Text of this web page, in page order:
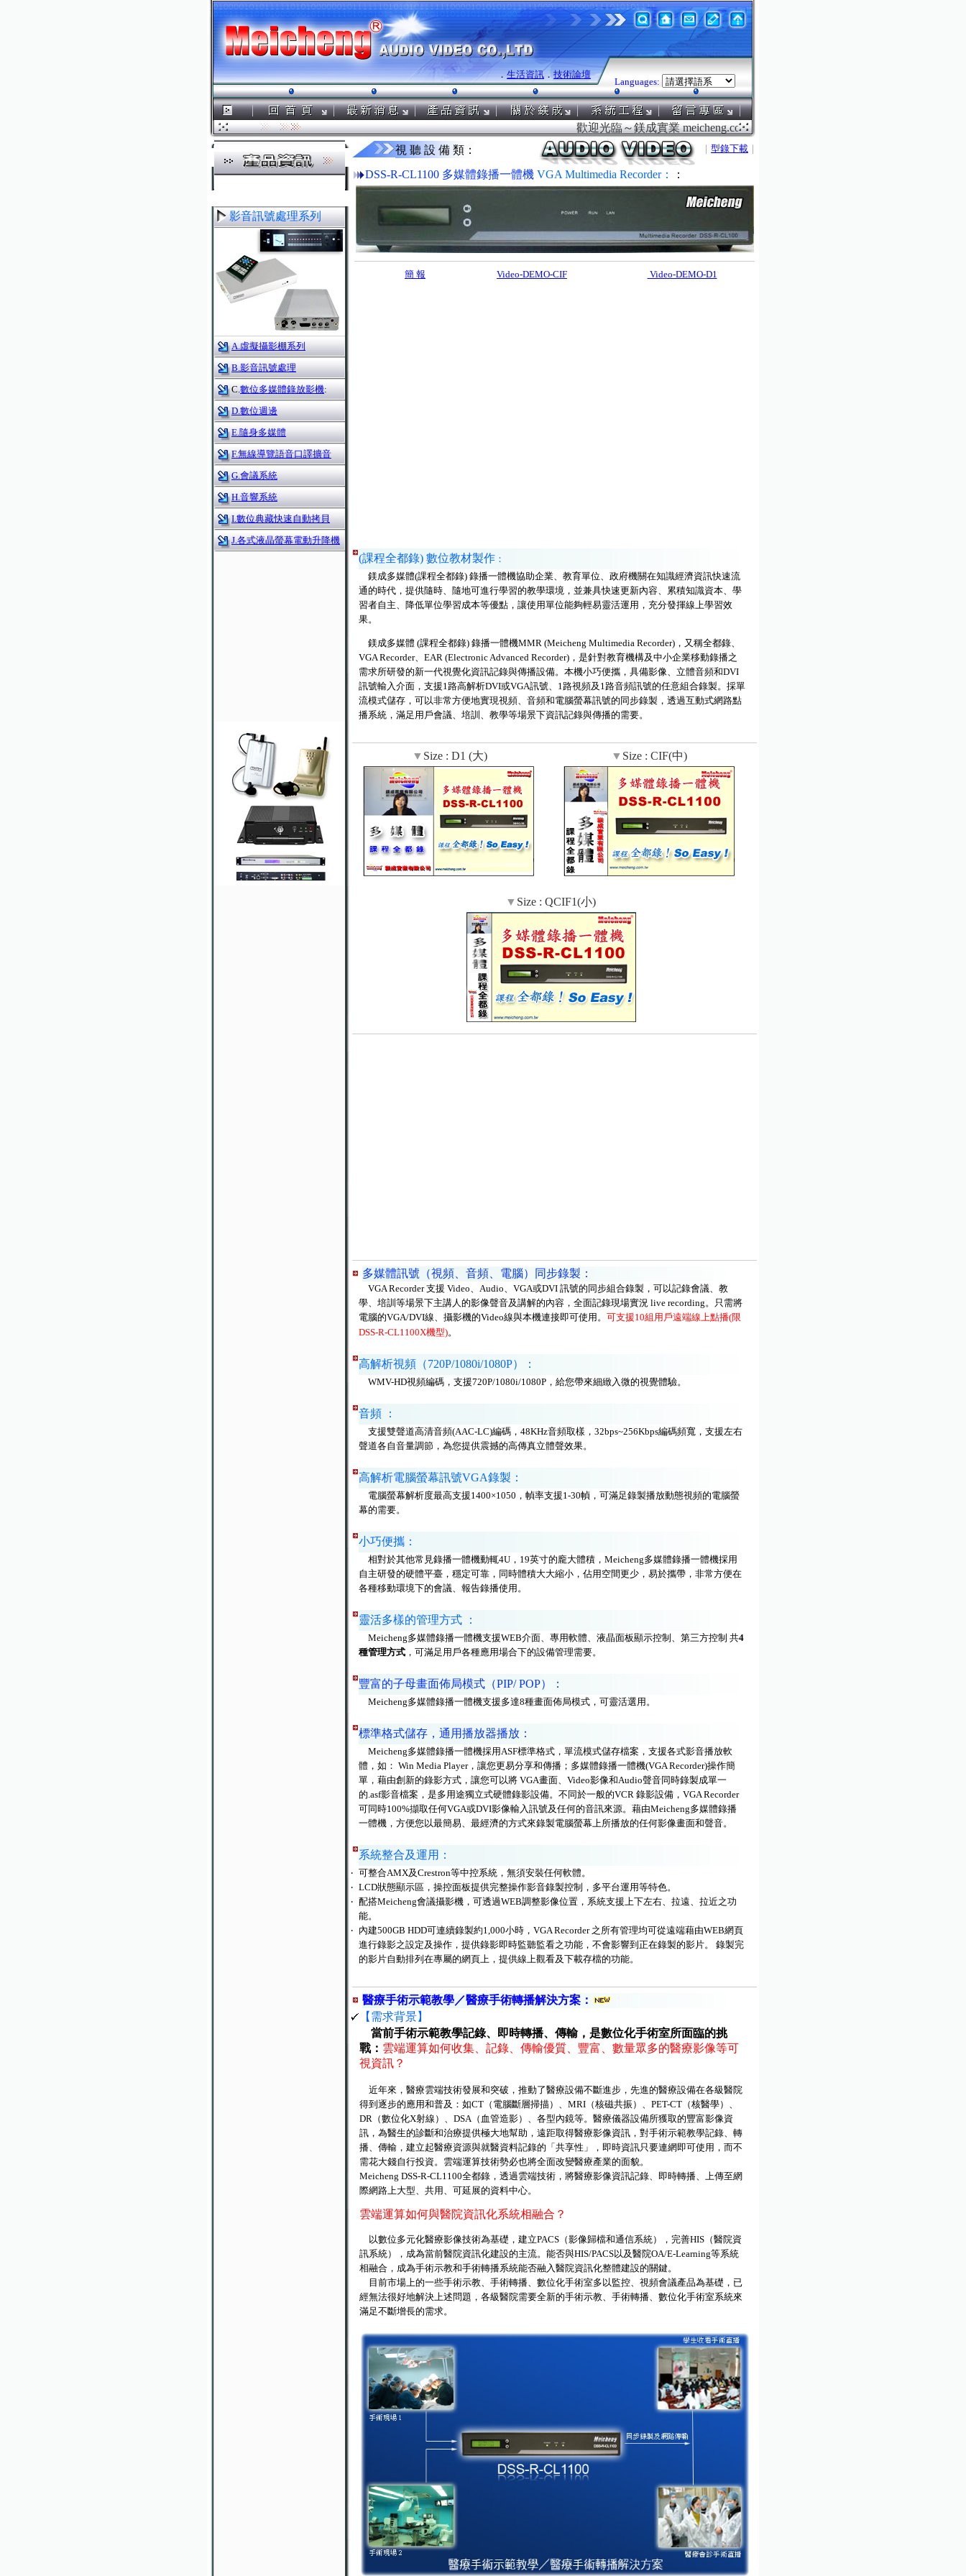
Languages:
．生活資訊．技術論壇
歡迎光臨～鎂成實業 meicheng.com.tw ．．．鎂成電腦液晶螢幕電動升降機系列
型錄下載
視 聽 設 備 類：
DSS-R-CL1100 多媒體錄播一體機 VGA Multimedia Recorder： ：
簡 報 Video-DEMO-CIF Video-DEMO-D1
(課程全都錄) 數位教材製作 ：
鎂成多媒體(課程全都錄) 錄播一體機協助企業、教育單位、政府機關在知識經濟資訊快速流
通的時代，提供隨時、隨地可進行學習的教學環境，並兼具快速更新內容、累積知識資本、學
習者自主、降低單位學習成本等優點，讓使用單位能夠輕易靈活運用，充分發揮線上學習效
果。
鎂成多媒體 (課程全都錄) 錄播一體機MMR (Meicheng Multimedia Recorder)，又稱全都錄、
VGA Recorder、EAR (Electronic Advanced Recorder)，是針對教育機構及中小企業移動錄播之
需求所研發的新一代視覺化資訊記錄與傳播設備。本機小巧便攜，具備影像、立體音頻和DVI
訊號輸入介面，支援1路高解析DVI或VGA訊號、1路視頻及1路音頻訊號的任意組合錄製。採單
流模式儲存，可以非常方便地實現視頻、音頻和電腦螢幕訊號的同步錄製，透過互動式網路點
播系統，滿足用戶會議、培訓、教學等場景下資訊記錄與傳播的需要。
▼ Size : D1 (大) ▼ Size : CIF(中)
▼ Size : QCIF1(小)
多媒體訊號（視頻、音頻、電腦）同步錄製 ：
VGA Recorder 支援 Video、Audio、VGA或DVI 訊號的同步組合錄製，可以記錄會議、教
學、培訓等場景下主講人的影像聲音及講解的內容，全面記錄現場實況 live recording。只需將
電腦的VGA/DVI線、攝影機的Video線與本機連接即可使用。 可支援10組用戶遠端線上點播(限
DSS-R-CL1100X機型)。
高解析視頻（720P/1080i/1080P）：
WMV-HD視頻編碼，支援720P/1080i/1080P，給您帶來細緻入微的視覺體驗。
音頻 ：
支援雙聲道高清音頻(AAC-LC)編碼，48KHz音頻取樣，32bps~256Kbps編碼頻寬，支援左右
聲道各自音量調節，為您提供震撼的高傳真立體聲效果。
高解析電腦螢幕訊號VGA錄製：
電腦螢幕解析度最高支援1400×1050，幀率支援1-30幀，可滿足錄製播放動態視頻的電腦螢
幕的需要。
小巧便攜 ：
相對於其他常見錄播一體機動輒4U，19英寸的龐大體積，Meicheng多媒體錄播一體機採用
自主研發的硬體平臺，穩定可靠，同時體積大大縮小，佔用空間更少，易於攜帶，非常方便在
各種移動環境下的會議、報告錄播使用。
靈活多樣的管理方式 ：
Meicheng多媒體錄播一體機支援WEB介面、專用軟體、液晶面板顯示控制、第三方控制 共4
種管理方式 ，可滿足用戶各種應用場合下的設備管理需要。
豐富的子母畫面佈局模式（PIP/ POP）：
Meicheng多媒體錄播一體機支援多達8種畫面佈局模式，可靈活選用。
標準格式儲存，通用播放器播放：
Meicheng多媒體錄播一體機採用ASF標準格式，單流模式儲存檔案，支援各式影音播放軟
體，如： Win Media Player，讓您更易分享和傳播；多媒體錄播一體機(VGA Recorder)操作簡
單，藉由創新的錄影方式，讓您可以將 VGA畫面、Video影像和Audio聲音同時錄製成單一
的.asf影音檔案，是多用途獨立式硬體錄影設備。不同於一般的VCR 錄影設備，VGA Recorder
可同時100%擷取任何VGA或DVI影像輸入訊號及任何的音訊來源。藉由Meicheng多媒體錄播
一體機，方便您以最簡易、最經濟的方式來錄製電腦螢幕上所播放的任何影像畫面和聲音。
系統整合及運用：
‧ 可整合AMX及Crestron等中控系統，無須安裝任何軟體。
‧ LCD狀態顯示區，操控面板提供完整操作影音錄製控制，多平台運用等特色。
‧ 配搭Meicheng會議攝影機，可透過WEB調整影像位置，系統支援上下左右、拉遠、拉近之功
能。
‧ 內建500GB HDD可連續錄製約1,000小時，VGA Recorder 之所有管理均可從遠端藉由WEB網頁
進行錄影之設定及操作，提供錄影即時監聽監看之功能，不會影響到正在錄製的影片。 錄製完
的影片自動排列在專屬的網頁上，提供線上觀看及下載存檔的功能。
醫療手術示範教學／醫療手術轉播解決方案：
【需求背景】
當前手術示範教學記錄、即時轉播、傳輸，是數位化手術室所面臨的挑
戰： 雲端運算如何收集、記錄、傳輸優質、豐富、數量眾多的醫療影像等可
視資訊？
近年來，醫療雲端技術發展和突破，推動了醫療設備不斷進步，先進的醫療設備在各級醫院
得到逐步的應用和普及：如CT（電腦斷層掃描）、MRI（核磁共振）、PET-CT（核醫學）、
DR（數位化X射線）、DSA（血管造影）、各型內鏡等。醫療儀器設備所獲取的豐富影像資
訊，為醫生的診斷和治療提供極大地幫助，遠距取得醫療影像資訊，對手術示範教學記錄、轉
播、傳輸，建立起醫療資源與就醫資料記錄的「共享性」，即時資訊只要連網即可使用，而不
需花大錢自行投資。雲端運算技術勢必也將全面改變醫療產業的面貌。
Meicheng DSS-R-CL1100全都錄，透過雲端技術，將醫療影像資訊記錄、即時轉播、上傳至網
際網路上大型、共用、可延展的資料中心。
雲端運算如何與醫院資訊化系統相融合？
以數位多元化醫療影像技術為基礎，建立PACS（影像歸檔和通信系統），完善HIS（醫院資
訊系統），成為當前醫院資訊化建設的主流。能否與HIS/PACS以及醫院OA/E-Learning等系統
相融合，成為手術示教和手術轉播系統能否融入醫院資訊化整體建設的關鍵。
目前市場上的一些手術示教、手術轉播、數位化手術室多以監控、視頻會議產品為基礎，已
經無法很好地解決上述問題，各級醫院需要全新的手術示教、手術轉播、數位化手術室系統來
滿足不斷增長的需求。
影音訊號處理系列
A.虛擬攝影棚系列
B.影音訊號處理
C.數位多媒體錄放影機:
D.數位週邊
E.隨身多媒體
F.無線導覽語音口譯擴音
G.會議系統
H.音響系統
I.數位典藏快速自動拷貝
J.各式液晶螢幕電動升降機